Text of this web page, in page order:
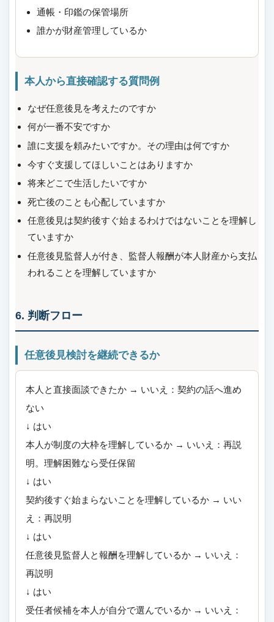
通帳・印鑑の保管場所
誰かが財産管理しているか
本人から直接確認する質問例
なぜ任意後見を考えたのですか
何が一番不安ですか
誰に支援を頼みたいですか。その理由は何ですか
今すぐ支援してほしいことはありますか
将来どこで生活したいですか
死亡後のことも心配していますか
任意後見は契約後すぐ始まるわけではないことを理解し
ていますか
任意後見監督人が付き、監督人報酬が本人財産から支払
われることを理解していますか
6. 判断フロー
任意後見検討を継続できるか
本人と直接面談できたか → いいえ：契約の話へ進め
ない
↓ はい
本人が制度の大枠を理解しているか → いいえ：再説
明。理解困難なら受任保留
↓ はい
契約後すぐ始まらないことを理解しているか → いい
え：再説明
↓ はい
任意後見監督人と報酬を理解しているか → いいえ：
再説明
↓ はい
受任者候補を本人が自分で選んでいるか → いいえ：